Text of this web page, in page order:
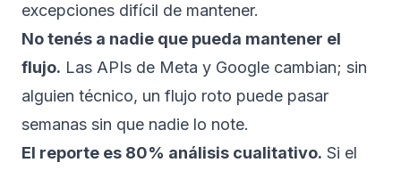
excepciones difícil de mantener.
No tenés a nadie que pueda mantener el
flujo. Las APIs de Meta y Google cambian; sin
alguien técnico, un flujo roto puede pasar
semanas sin que nadie lo note.
El reporte es 80% análisis cualitativo. Si el